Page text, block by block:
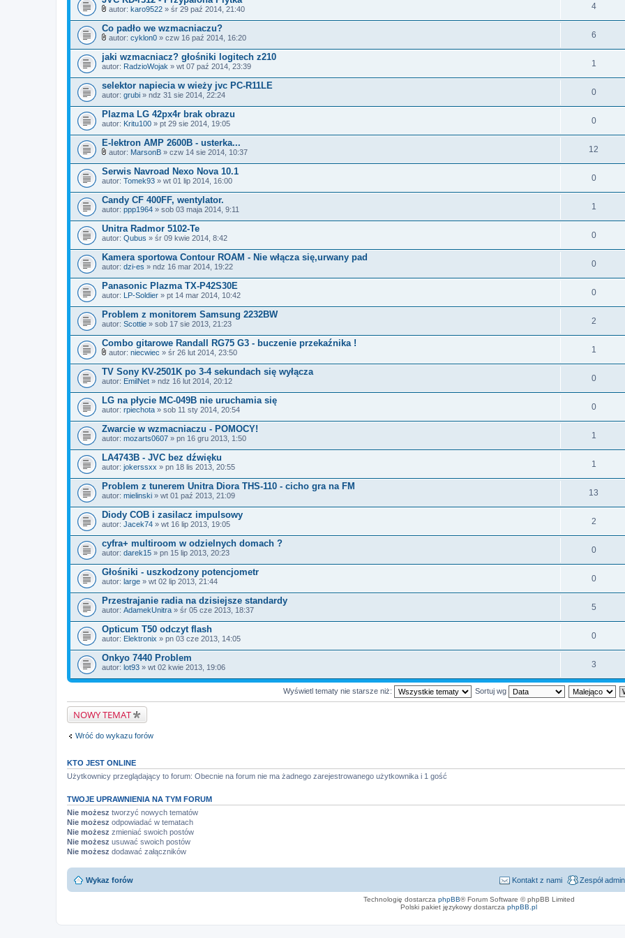
n
k
i
a
ł
ą
c
z
n
k
i
autor: karo9522 » śr 29 paź 2014, 21:40 4
Co padło we wzmacniaczu?
a
ł
ą
c
z
n
k
autor: cyklon0 » czw 16 paź 2014, 16:20 6
jaki wzmacniacz? głośniki logitech z210
autor: RadzioWojak » wt 07 paź 2014, 23:39 1
selektor napiecia w wieży jvc PC-R11LE
autor: grubi » ndz 31 sie 2014, 22:24 0
Plazma LG 42px4r brak obrazu
autor: Kritu100 » pt 29 sie 2014, 19:05 0
E-lektron AMP 2600B - usterka...
a
ł
ą
c
z
n
k
autor: MarsonB » czw 14 sie 2014, 10:37 12
Serwis Navroad Nexo Nova 10.1
autor: Tomek93 » wt 01 lip 2014, 16:00 0
Candy CF 400FF, wentylator.
autor: ppp1964 » sob 03 maja 2014, 9:11 1
Unitra Radmor 5102-Te
autor: Qubus » śr 09 kwie 2014, 8:42 0
Kamera sportowa Contour ROAM - Nie włącza się,urwany pad
autor: dzi-es » ndz 16 mar 2014, 19:22 0
Panasonic Plazma TX-P42S30E
autor: LP-Soldier » pt 14 mar 2014, 10:42 0
Problem z monitorem Samsung 2232BW
autor: Scottie » sob 17 sie 2013, 21:23 2
Combo gitarowe Randall RG75 G3 - buczenie przekaźnika !
a
ą
c
z
n
k
i
autor: niecwiec » śr 26 lut 2014, 23:50 1
TV Sony KV-2501K po 3-4 sekundach się wyłącza
autor: EmilNet » ndz 16 lut 2014, 20:12 0
LG na płycie MC-049B nie uruchamia się
autor: rpiechota » sob 11 sty 2014, 20:54 0
Zwarcie w wzmacniaczu - POMOCY!
autor: mozarts0607 » pn 16 gru 2013, 1:50 1
LA4743B - JVC bez dźwięku
autor: jokerssxx » pn 18 lis 2013, 20:55 1
Problem z tunerem Unitra Diora THS-110 - cicho gra na FM
autor: mielinski » wt 01 paź 2013, 21:09 13
Diody COB i zasilacz impulsowy
autor: Jacek74 » wt 16 lip 2013, 19:05 2
cyfra+ multiroom w odzielnych domach ?
autor: darek15 » pn 15 lip 2013, 20:23 0
Głośniki - uszkodzony potencjometr
autor: large » wt 02 lip 2013, 21:44 0
Przestrajanie radia na dzisiejsze standardy
autor: AdamekUnitra » śr 05 cze 2013, 18:37 5
Opticum T50 odczyt flash
autor: Elektronix » pn 03 cze 2013, 14:05 0
Onkyo 7440 Problem
autor: lot93 » wt 02 kwie 2013, 19:06 3
Wyświetl tematy nie starsze niż: Sortuj wg
NOWY TEMAT
Wróć do wykazu forów
KTO JEST ONLINE
Użytkownicy przeglądający to forum: Obecnie na forum nie ma żadnego zarejestrowanego użytkownika i 1 gość
TWOJE UPRAWNIENIA NA TYM FORUM
Nie możesz tworzyć nowych tematów
Nie możesz odpowiadać w tematach
Nie możesz zmieniać swoich postów
Nie możesz usuwać swoich postów
Nie możesz dodawać załączników
Wykaz forów Zespół
Kontakt z nami
Technologię dostarcza phpBB® Forum Software © phpBB Limited
Polski pakiet językowy dostarcza phpBB.pl